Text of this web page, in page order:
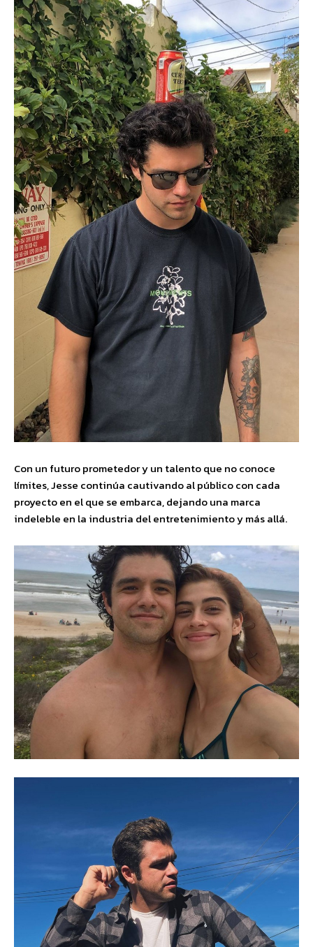
Con un futuro prometedor y un talento que no conoce
límites, Jesse continúa cautivando al público con cada
proyecto en el que se embarca, dejando una marca
indeleble en la industria del entretenimiento y más allá.